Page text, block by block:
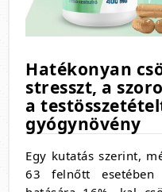
Hatékonyan
stresszt, a
a
gyógynövény
Egy kutatás szerint,
63 felnőtt